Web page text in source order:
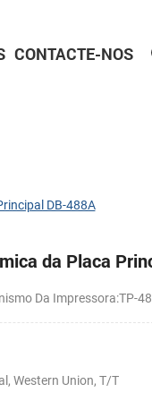
CONTACTE-NOS
DB-488A
da Placa
Da Impressora:TP-
Western Union, T/T